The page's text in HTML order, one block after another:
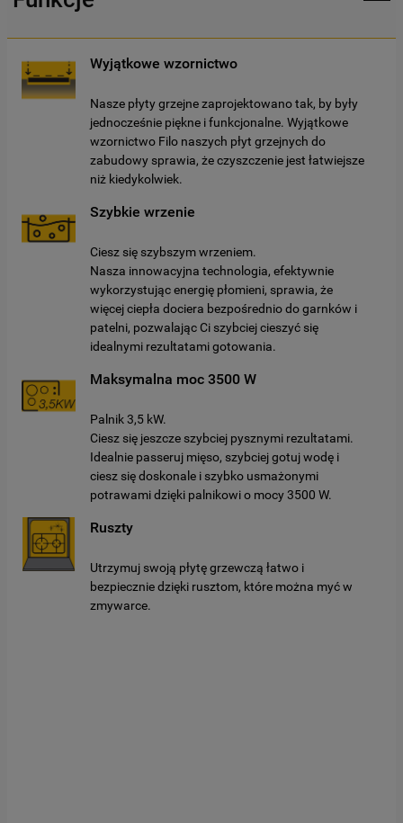
Wyjątkowe wzornictwo
Nasze płyty grzejne zaprojektowano tak, by były
jednocześnie piękne i funkcjonalne. Wyjątkowe
wzornictwo Filo naszych płyt grzejnych do
zabudowy sprawia, że czyszczenie jest łatwiejsze
niż kiedykolwiek.
Szybkie wrzenie
Ciesz się szybszym wrzeniem.
Nasza innowacyjna technologia, efektywnie
wykorzystując energię płomieni, sprawia, że
więcej ciepła dociera bezpośrednio do garnków i
patelni, pozwalając Ci szybciej cieszyć się
idealnymi rezultatami gotowania.
Maksymalna moc 3500 W
Palnik 3,5 kW.
Ciesz się jeszcze szybciej pysznymi rezultatami.
Idealnie passeruj mięso, szybciej gotuj wodę i
ciesz się doskonale i szybko usmażonymi
potrawami dzięki palnikowi o mocy 3500 W.
Ruszty
Utrzymuj swoją płytę grzewczą łatwo i
bezpiecznie dzięki rusztom, które można myć w
zmywarce.